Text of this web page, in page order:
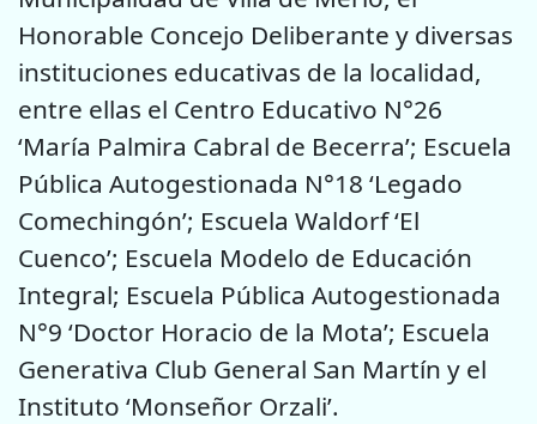
Honorable Concejo Deliberante y diversas
instituciones educativas de la localidad,
entre ellas el Centro Educativo N°26
‘María Palmira Cabral de Becerra’; Escuela
Pública Autogestionada N°18 ‘Legado
Comechingón’; Escuela Waldorf ‘El
Cuenco’; Escuela Modelo de Educación
Integral; Escuela Pública Autogestionada
N°9 ‘Doctor Horacio de la Mota’; Escuela
Generativa Club General San Martín y el
Instituto ‘Monseñor Orzali’.